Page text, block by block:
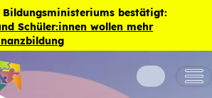
Bildungsministeriums bestätigt:
Schüler:innen wollen mehr